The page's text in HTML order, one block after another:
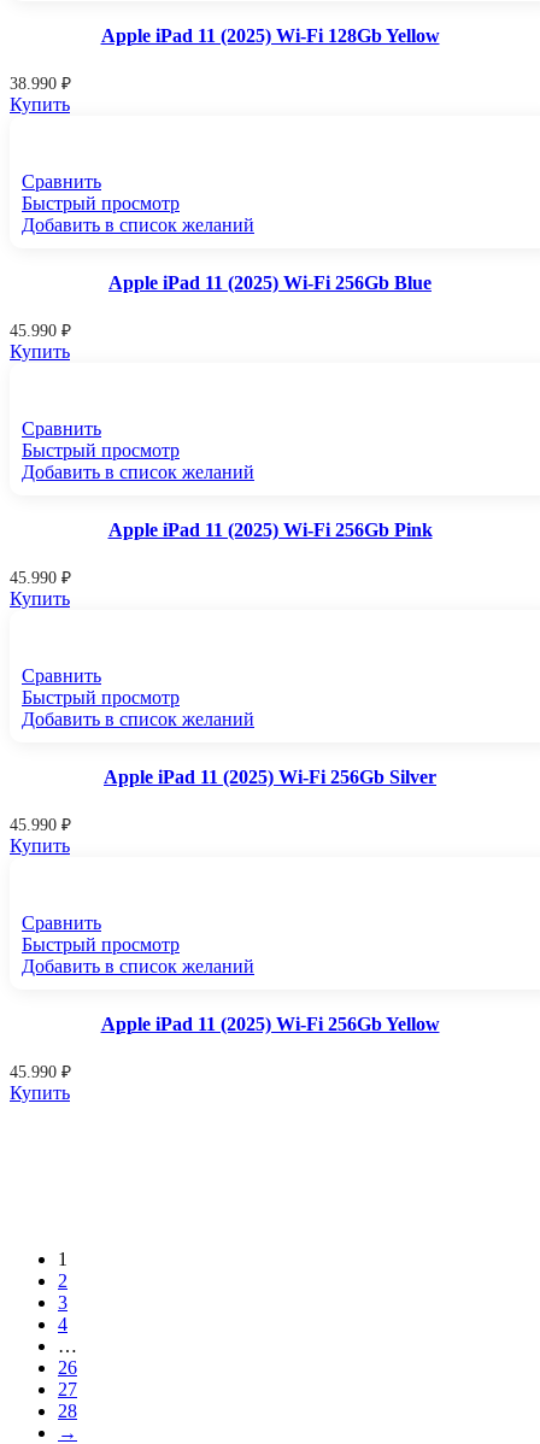
Apple iPad 11 (2025) Wi-Fi 128Gb Yellow
38.990 ₽
Купить
Сравнить
Быстрый просмотр
Добавить в список желаний
Apple iPad 11 (2025) Wi-Fi 256Gb Blue
45.990 ₽
Купить
Сравнить
Быстрый просмотр
Добавить в список желаний
Apple iPad 11 (2025) Wi-Fi 256Gb Pink
45.990 ₽
Купить
Сравнить
Быстрый просмотр
Добавить в список желаний
Apple iPad 11 (2025) Wi-Fi 256Gb Silver
45.990 ₽
Купить
Сравнить
Быстрый просмотр
Добавить в список желаний
Apple iPad 11 (2025) Wi-Fi 256Gb Yellow
45.990 ₽
Купить
1
2
3
4
…
26
27
28
→